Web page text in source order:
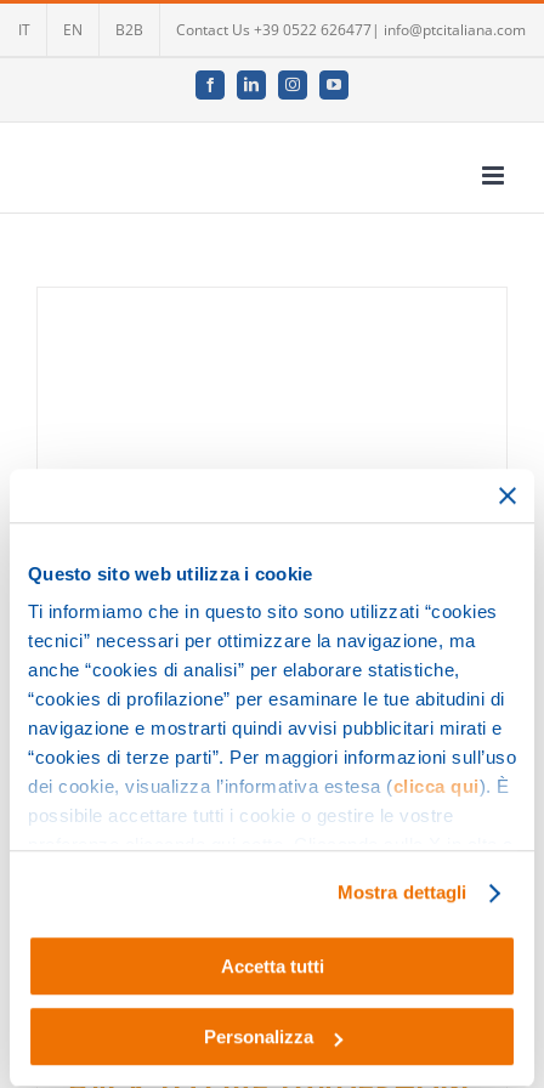
Questo sito web utilizza i cookie
Ti informiamo che in questo sito sono utilizzati “cookies
tecnici” necessari per ottimizzare la navigazione, ma
anche “cookies di analisi” per elaborare statistiche,
“cookies di profilazione” per esaminare le tue abitudini di
navigazione e mostrarti quindi avvisi pubblicitari mirati e
“cookies di terze parti”. Per maggiori informazioni sull’uso
dei cookie, visualizza l’informativa estesa (clicca qui). È
possibile accettare tutti i cookie o gestire le vostre
impostazioni predefinite che non consentono l’utilizzo di
Mostra dettagli
Accetta tutti
Personalizza
IT EN B2B Contact Us +39 0522 626477| info@ptcitaliana.com
FacebookLinkedInInstagramYouTube
PTC a IFAT | Munich 2022
PTC will attend IFAT Munich to show all our latest
news regarding the cleaning and washing
machines and HPP pumps.